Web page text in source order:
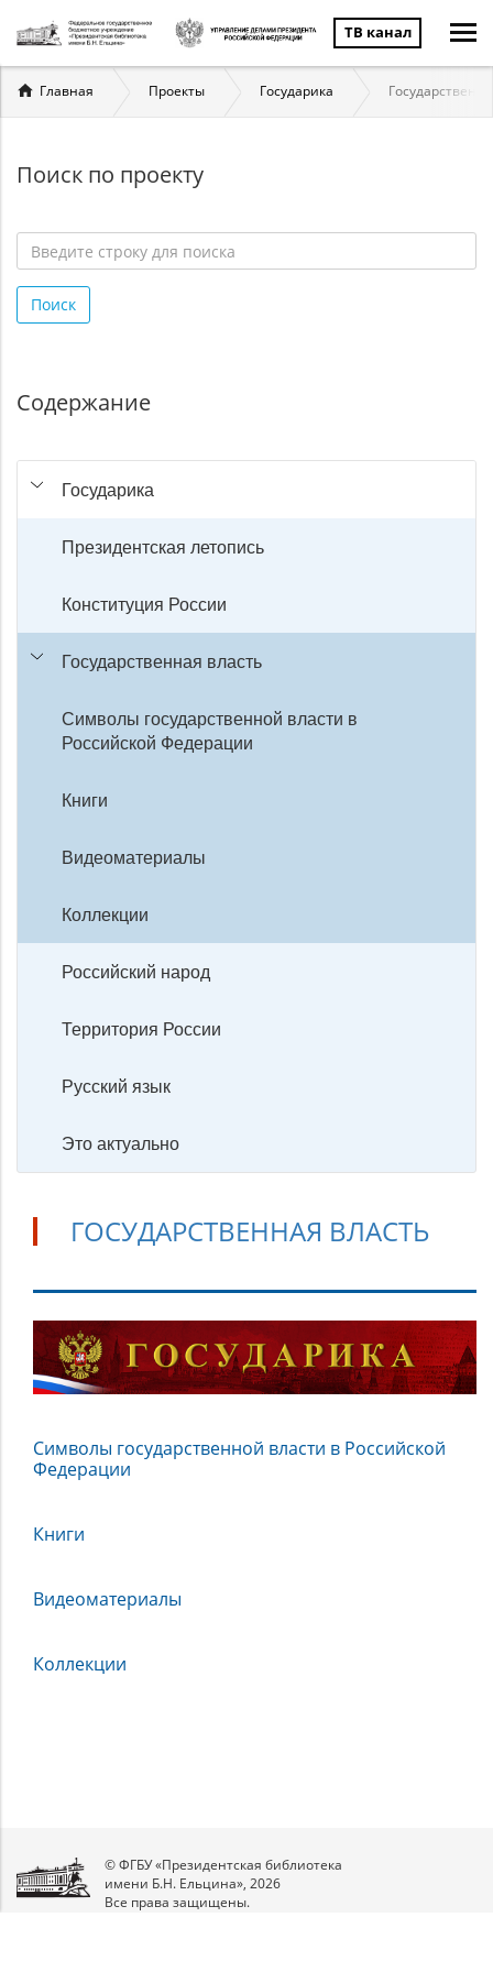
ТВ канал
Вы
здесь
Главная Проекты Государика
Поиск по проекту
строку
для
Поиск
Содержание
Государика
Президентская летопись
Конституция России
Государственная власть
Символы государственной власти в
Российской Федерации
Книги
Видеоматериалы
Коллекции
Российский народ
Территория России
Русский язык
Это актуально
ГОСУДАРСТВЕННАЯ ВЛАСТЬ
Государственная
власть
Символы государственной власти в Российской
Федерации
Книги
Видеоматериалы
Коллекции
© ФГБУ «Президентская библиотека
имени Б.Н. Ельцина», 2026
Все права защищены.